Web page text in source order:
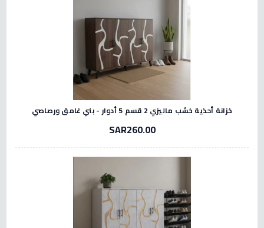
خزانة أحذية خشب ماليزي 2 قسم 5 أدوار - بني غامق ورصاصي
SAR260.00